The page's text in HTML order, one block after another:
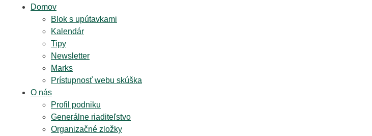
Domov
Blok s upútavkami
Kalendár
Tipy
Newsletter
Marks
Prístupnosť webu skúška
O nás
Profil podniku
Generálne riaditeľstvo
Organizačné zložky